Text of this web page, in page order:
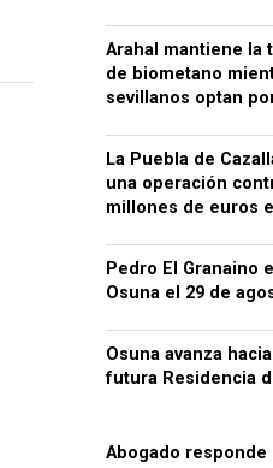
Arahal mantiene la
de biometano
sevillanos optan
La Puebla de
una operación
millones de euros
Pedro El Granaino
Osuna el 29 de
Osuna avanza
futura Residencia
Abogado responde